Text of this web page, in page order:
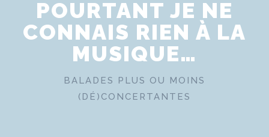
POURTANT JE NE
CONNAIS RIEN À LA
MUSIQUE…
BALADES PLUS OU MOINS
(DÉ)CONCERTANTES